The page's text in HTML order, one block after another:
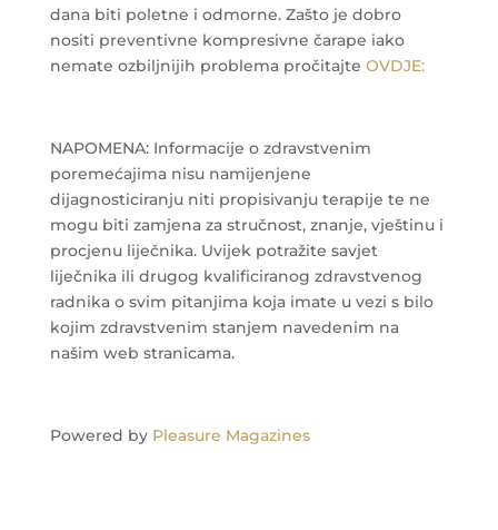
dana biti poletne i odmorne.Zašto je dobro
nositi preventivne kompresivne čarape iako
nemate ozbiljnijih problema pročitajte OVDJE:
NAPOMENA: Informacije o zdravstvenim
poremećajima nisu namijenjene
dijagnosticiranju niti propisivanju terapije te ne
mogu biti zamjena za stručnost, znanje, vještinu i
procjenu liječnika. Uvijek potražite savjet
liječnika ili drugog kvalificiranog zdravstvenog
radnika o svim pitanjima koja imate u vezi s bilo
kojim zdravstvenim stanjem navedenim na
našim web stranicama.
Powered by Pleasure Magazines